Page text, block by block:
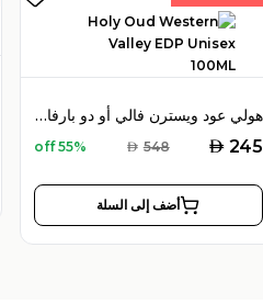
هولي عود ويسترن فالي أو دو بارفان 100 مل للجنسين
AED 245
AED 548
55% off
أضف إلى السلة